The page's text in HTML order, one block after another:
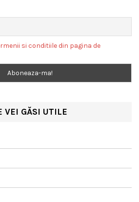
si conditiile din pagina de
VEI GĂSI UTILE